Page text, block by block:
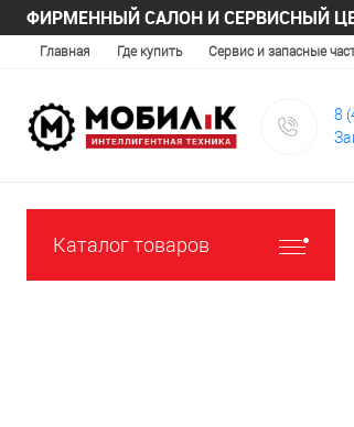
ФИРМЕННЫЙ САЛОН И СЕРВИСНЫЙ
Главная Где купить Сервис и запасные
8
Каталог товаров